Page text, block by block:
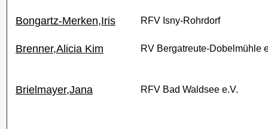
Bongartz-Merken,Iris RFV Isny-Rohrdorf
Brenner,Alicia Kim RV Bergatreute-Dobelmühle
Brielmayer,Jana RFV Bad Waldsee e.V.